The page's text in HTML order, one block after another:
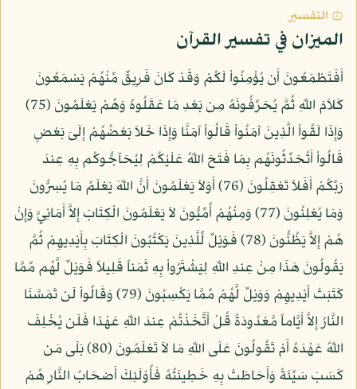
۞ التفسير
الميزان في تفسير القرآن
أَفَتَطْمَعُونَ أَن يُؤْمِنُواْ لَكُمْ وَقَدْ كَانَ فَرِيقٌ مِّنْهُمْ يَسْمَعُونَ
كَلاَمَ اللّهِ ثُمَّ يُحَرِّفُونَهُ مِن بَعْدِ مَا عَقَلُوهُ وَهُمْ يَعْلَمُونَ (75)
وَإِذَا لَقُواْ الَّذِينَ آمَنُواْ قَالُواْ آمَنَّا وَإِذَا خَلاَ بَعْضُهُمْ إِلَىَ بَعْضٍ
قَالُواْ أَتُحَدِّثُونَهُم بِمَا فَتَحَ اللّهُ عَلَيْكُمْ لِيُحَآجُّوكُم بِهِ عِندَ
رَبِّكُمْ أَفَلاَ تَعْقِلُونَ (76) أَوَلاَ يَعْلَمُونَ أَنَّ اللّهَ يَعْلَمُ مَا يُسِرُّونَ
وَمَا يُعْلِنُونَ (77) وَمِنْهُمْ أُمِّيُّونَ لاَ يَعْلَمُونَ الْكِتَابَ إِلاَّ أَمَانِيَّ وَإِنْ
هُمْ إِلاَّ يَظُنُّونَ (78) فَوَيْلٌ لِّلَّذِينَ يَكْتُبُونَ الْكِتَابَ بِأَيْدِيهِمْ ثُمَّ
يَقُولُونَ هَذَا مِنْ عِندِ اللّهِ لِيَشْتَرُواْ بِهِ ثَمَناً قَلِيلاً فَوَيْلٌ لَّهُم مِّمَّا
كَتَبَتْ أَيْدِيهِمْ وَوَيْلٌ لَّهُمْ مِّمَّا يَكْسِبُونَ (79) وَقَالُواْ لَن تَمَسَّنَا
النَّارُ إِلاَّ أَيَّاماً مَّعْدُودَةً قُلْ أَتَّخَذْتُمْ عِندَ اللّهِ عَهْدًا فَلَن يُخْلِفَ
اللّهُ عَهْدَهُ أَمْ تَقُولُونَ عَلَى اللّهِ مَا لاَ تَعْلَمُونَ (80) بَلَى مَن
كَسَبَ سَيِّئَةً وَأَحَاطَتْ بِهِ خَطِيئَتُهُ فَأُوْلَئِكَ أَصْحَابُ النَّارِ هُمْ